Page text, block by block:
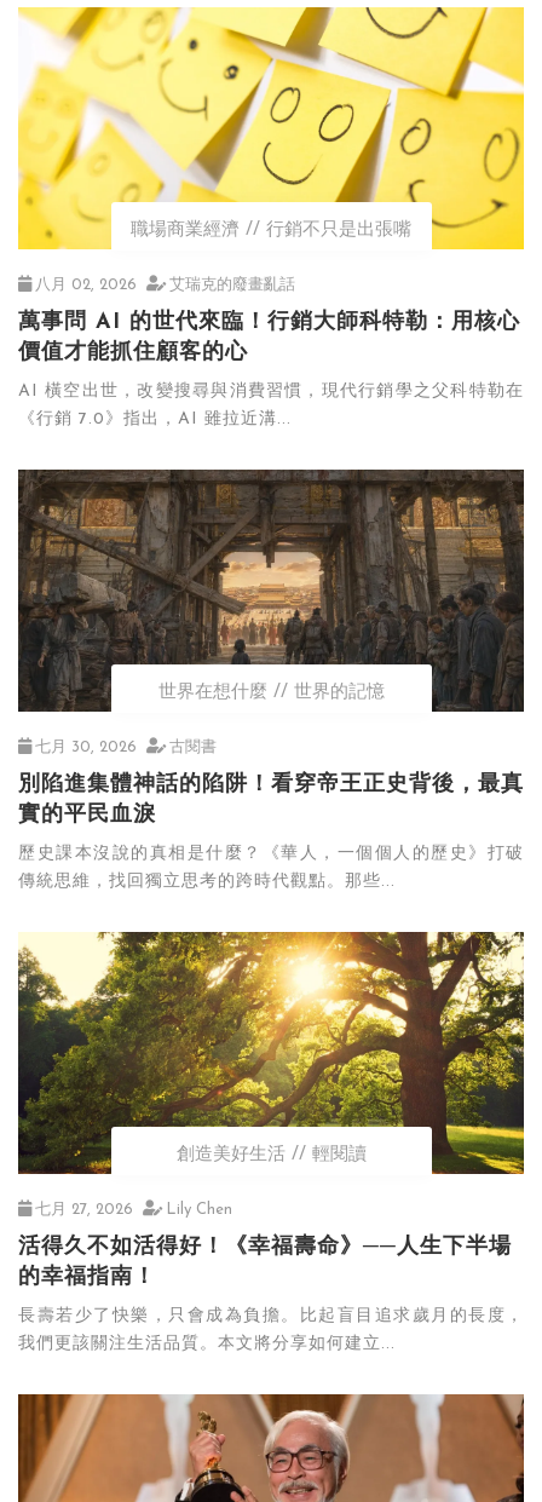
職場商業經濟 行銷不只是出張嘴
八月 02, 2026 艾瑞克的廢畫亂話
萬事問 AI 的世代來臨！行銷大師科特勒：用核心
價值才能抓住顧客的心
AI 橫空出世，改變搜尋與消費習慣，現代行銷學之父科特勒在
《行銷 7.0》指出，AI 雖拉近溝...
世界在想什麼 世界的記憶
七月 30, 2026 古閱書
別陷進集體神話的陷阱！看穿帝王正史背後，最真
實的平民血淚
歷史課本沒說的真相是什麼？《華人，一個個人的歷史》打破
傳統思維，找回獨立思考的跨時代觀點。那些...
創造美好生活 輕閱讀
七月 27, 2026 Lily Chen
活得久不如活得好！《幸福壽命》──人生下半場
的幸福指南！
長壽若少了快樂，只會成為負擔。比起盲目追求歲月的長度，
我們更該關注生活品質。本文將分享如何建立...